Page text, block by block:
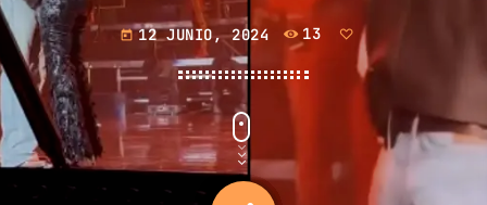
LOCUTORES
PROMOTE
CONTACTS
PODCASTS
today 12 JUNIO, 2024 13